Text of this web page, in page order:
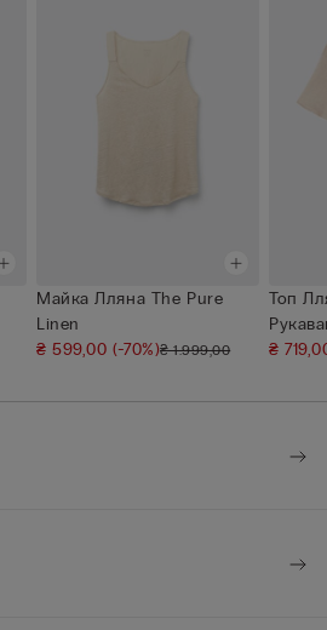
Майка Лляна The Pure
Linen
₴ 599,00(-70%)₴ 1.999,00
Топ
₴